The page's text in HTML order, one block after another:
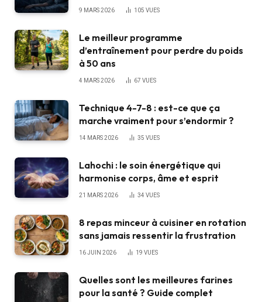
9 MARS 2026 105 VUES
Le meilleur programme
d’entraînement pour perdre du poids
à 50 ans
4 MARS 2026 67 VUES
Technique 4-7-8 : est-ce que ça
marche vraiment pour s’endormir ?
14 MARS 2026 35 VUES
Lahochi : le soin énergétique qui
harmonise corps, âme et esprit
21 MARS 2026 34 VUES
8 repas minceur à cuisiner en rotation
sans jamais ressentir la frustration
16 JUIN 2026 19 VUES
Quelles sont les meilleures farines
pour la santé ? Guide complet